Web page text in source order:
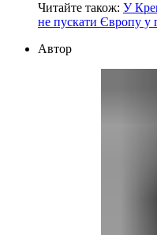
Читайте також: У
не пускати Європу у
Автор